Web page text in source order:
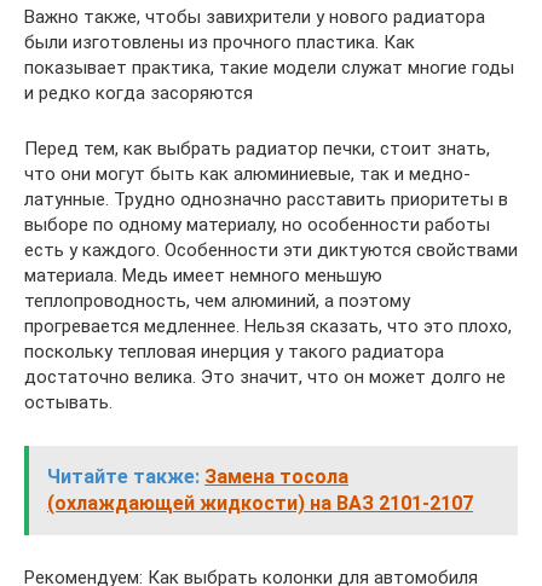
Важно также, чтобы завихрители у нового радиатора
были изготовлены из прочного пластика. Как
показывает практика, такие модели служат многие годы
и редко когда засоряются
Перед тем, как выбрать радиатор печки, стоит знать,
что они могут быть как алюминиевые, так и медно-
латунные. Трудно однозначно расставить приоритеты в
выборе по одному материалу, но особенности работы
есть у каждого. Особенности эти диктуются свойствами
материала. Медь имеет немного меньшую
теплопроводность, чем алюминий, а поэтому
прогревается медленнее. Нельзя сказать, что это плохо,
поскольку тепловая инерция у такого радиатора
достаточно велика. Это значит, что он может долго не
остывать.
Читайте также: Замена тосола
(охлаждающей жидкости) на ВАЗ 2101-2107
Рекомендуем: Как выбрать колонки для автомобиля